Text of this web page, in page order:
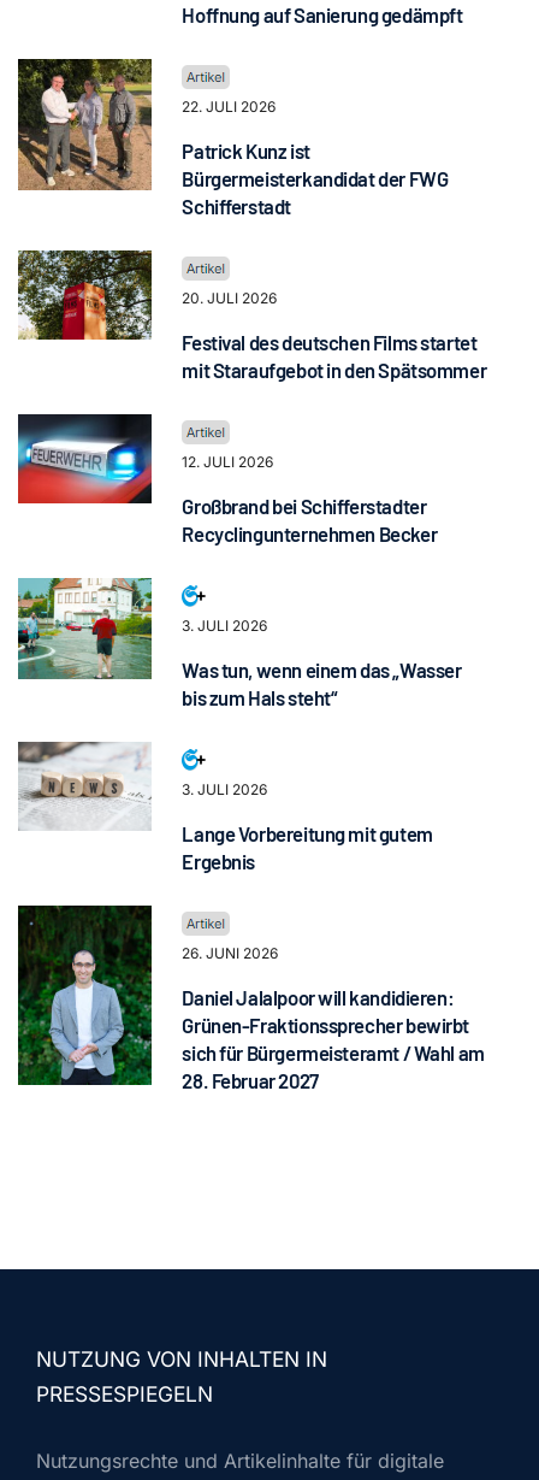
Hoffnung auf Sanierung gedämpft
22. JULI 2026
Patrick Kunz ist
Bürgermeisterkandidat der FWG
Schifferstadt
20. JULI 2026
Festival des deutschen Films startet
mit Staraufgebot in den Spätsommer
12. JULI 2026
Großbrand bei Schifferstadter
Recyclingunternehmen Becker
3. JULI 2026
Was tun, wenn einem das „Wasser
bis zum Hals steht“
3. JULI 2026
Lange Vorbereitung mit gutem
Ergebnis
26. JUNI 2026
Daniel Jalalpoor will kandidieren:
Grünen-Fraktionssprecher bewirbt
sich für Bürgermeisteramt / Wahl am
28. Februar 2027
NUTZUNG VON INHALTEN IN
PRESSESPIEGELN
Nutzungsrechte und Artikelinhalte für digitale